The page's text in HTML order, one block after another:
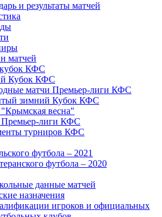
и результаты матчей
матчей
КФС
Кубок КФС
матчи Премьер-лиги КФС
зимний Кубок КФС
весна"
Премьер-лиги КФС
турниров КФС
футбола – 2021
футбола – 2020
данные матчей
назначения
игроков и официальных